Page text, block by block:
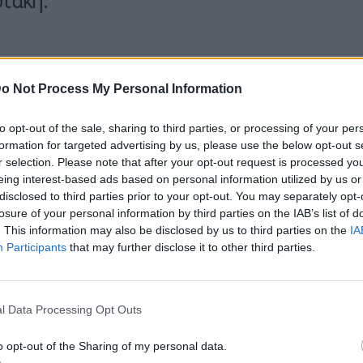
Not Process My Personal Information
opt-out of the sale, sharing to third parties, or processing of your
for targeted advertising by us, please use the below opt-out
selection. Please note that after your opt-out request is processed
interest-based ads based on personal information utilized by us
to third parties prior to your opt-out. You may separately
of your personal information by third parties on the IAB’s list of
This information may also be disclosed by us to third parties on the
Participants that may further disclose it to other third parties.
Data Processing Opt Outs
opt-out of the Sharing of my personal data.
που ήδη καταγράφονται στο πεδίο
όλα τα σενάρια κλιμάκωσης της
τελεσιγράφου για άνοιγμα των Στενών
πυραύλου προς την βάσηΝτιέγκο
προβληματισμό σε σχέση με το
την δυνητική δυνατότητα χτυπήματος ακόμη